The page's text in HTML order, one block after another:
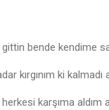
bende kendime
kırgınım ki kalmadı
karşıma aldım